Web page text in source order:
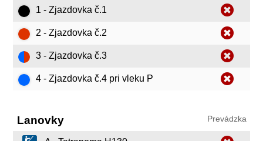
1 - Zjazdovka č.1
2 - Zjazdovka č.2
3 - Zjazdovka č.3
4 - Zjazdovka č.4 pri vleku P
Lanovky Prevádzka